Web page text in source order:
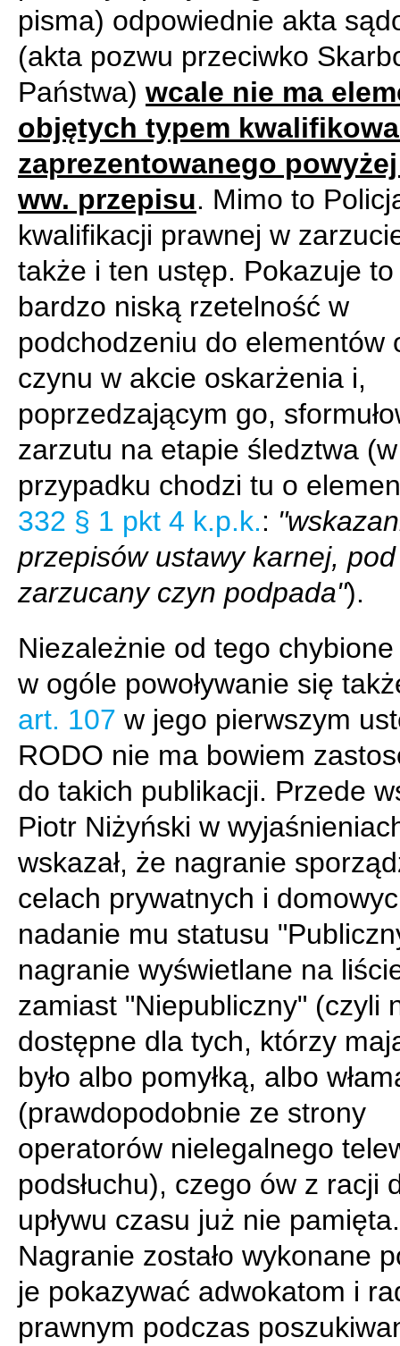
pisma) odpowiednie akta
(akta pozwu przeciwko
Państwa) wcale nie ma
objętych typem
zaprezentowanego
ww. przepisu. Mimo to
kwalifikacji prawnej w
także i ten ustęp. Pokazuje
bardzo niską rzetelność w
podchodzeniu do elementów
czynu w akcie oskarżenia i,
poprzedzającym go,
zarzutu na etapie śledztwa
przypadku chodzi tu o
332 § 1 pkt 4 k.p.k.:
przepisów ustawy karnej,
zarzucany czyn podpada").
Niezależnie od tego
w ogóle powoływanie się
art. 107 w jego pierwszym
RODO nie ma bowiem
do takich publikacji. Przede
Piotr Niżyński w
wskazał, że nagranie
celach prywatnych i
nadanie mu statusu
nagranie wyświetlane na
zamiast "Niepubliczny" (czyli
dostępne dla tych, którzy
było albo pomyłką, albo
(prawdopodobnie ze strony
operatorów nielegalnego
podsłuchu), czego ów z racji
upływu czasu już nie pamięta.
Nagranie zostało wykonane
je pokazywać adwokatom i
prawnym podczas